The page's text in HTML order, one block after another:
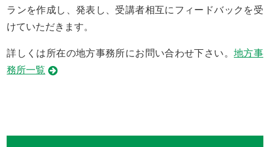
ランを作成し、発表し、受講者相互にフィードバックを受
けていただきます。
詳しくは所在の地方事務所にお問い合わせ下さい。地方事
務所一覧